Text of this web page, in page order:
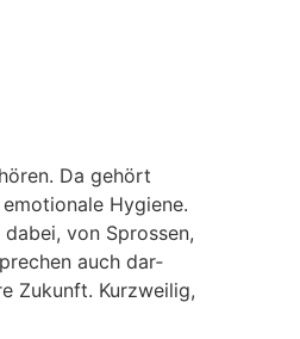
Da gehört
Hygie­ne.
von Spros­sen,
auch dar­
Zukunft. Kurz­wei­lig,